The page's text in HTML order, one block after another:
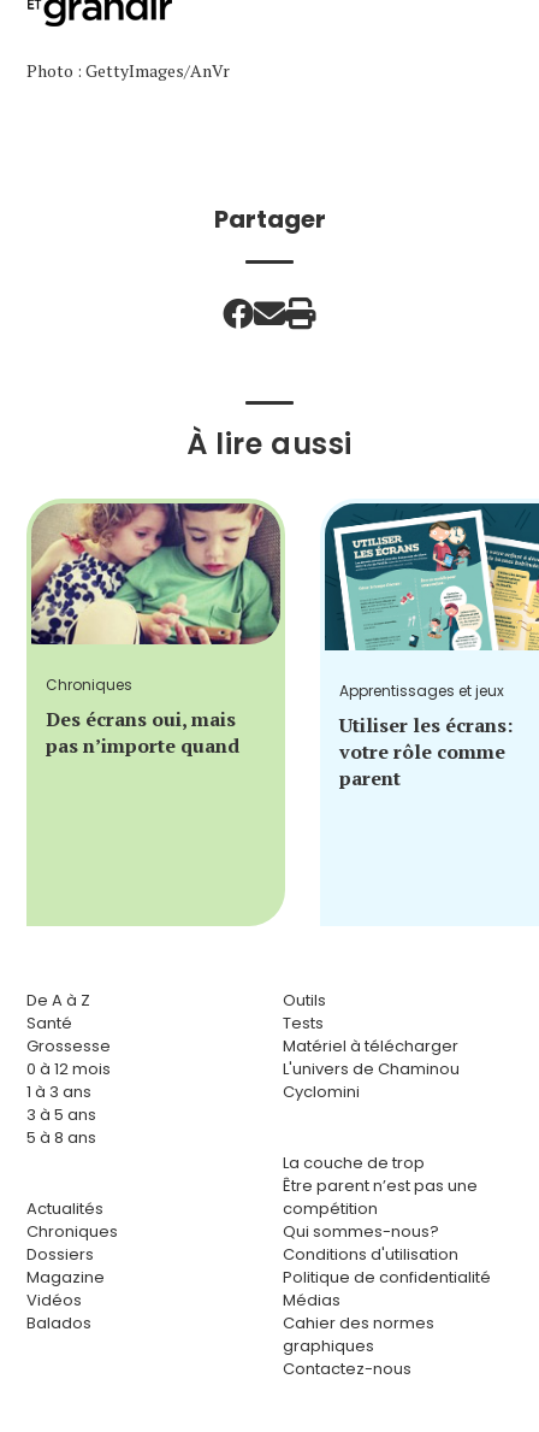
Photo : GettyImages/AnVr
Partager
À lire aussi
Chroniques
Des écrans oui, mais
pas n’importe quand
Apprentissages et jeux
Utiliser les écrans:
votre rôle comme
parent
De A à Z
Santé
Grossesse
0 à 12 mois
1 à 3 ans
3 à 5 ans
5 à 8 ans
Actualités
Chroniques
Dossiers
Magazine
Vidéos
Balados
Outils
Tests
Matériel à télécharger
L'univers de Chaminou
Cyclomini
La couche de trop
Être parent n’est pas une
compétition
Qui sommes-nous?
Conditions d'utilisation
Politique de confidentialité
Médias
Cahier des normes
graphiques
Contactez-nous